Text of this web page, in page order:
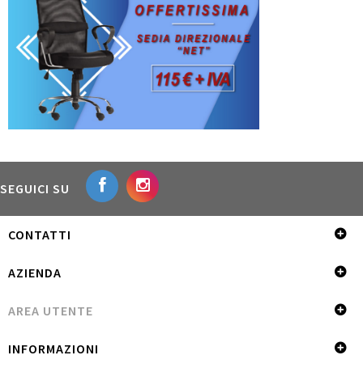
SEGUICI SU
CONTATTI
AZIENDA
AREA UTENTE
INFORMAZIONI